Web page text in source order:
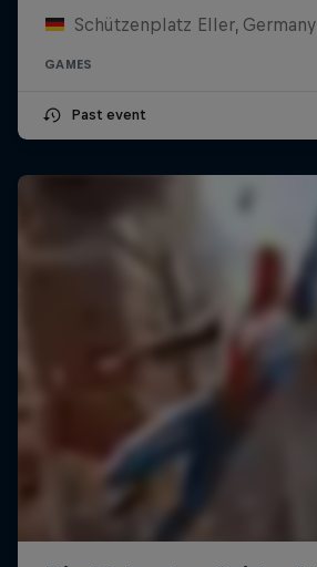
Schützenplatz Eller, Germany
GAMES
Past event